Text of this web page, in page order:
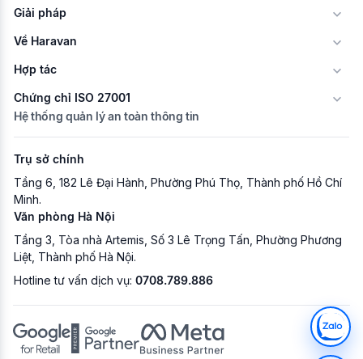
Giải pháp
Về Haravan
Hợp tác
Chứng chỉ ISO 27001
Hệ thống quản lý an toàn thông tin
Trụ sở chính
Tầng 6, 182 Lê Đại Hành, Phường Phú Thọ, Thành phố Hồ Chí
Minh.
Văn phòng Hà Nội
Tầng 3, Tòa nhà Artemis, Số 3 Lê Trọng Tấn, Phường Phương
Liệt, Thành phố Hà Nội.
Hotline tư vấn dịch vụ: 0708.789.886